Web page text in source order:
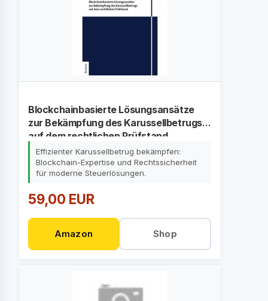
Blockchainbasierte Lösungsansätze
zur Bekämpfung des Karussellbetrugs
auf dem rechtlichen Prüfstand
Effizienter Karussellbetrug bekämpfen:
Blockchain-Expertise und Rechtssicherheit
für moderne Steuerlösungen.
59,00 EUR
Amazon Shop